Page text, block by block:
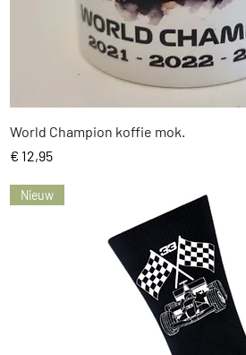
Snel overzicht
World Champion koffie mok.
Prijs
€ 12,95
Nieuw